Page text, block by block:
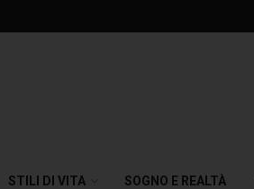
STILI DI VITA SOGNO E REALTÀ